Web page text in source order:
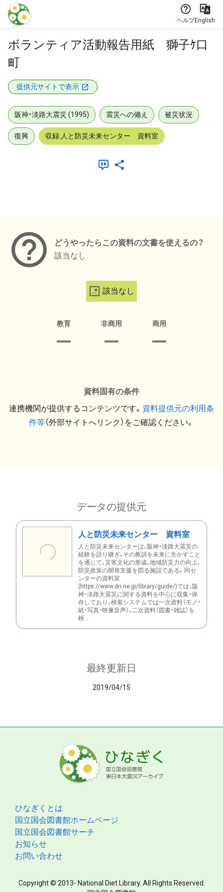
本文に飛ぶ
ヘルプEnglish
ボランティア活動報告用紙 獅子ｹ口
町
提供元サイトで表示
阪神・淡路大震災 (1995) 震災への備え 被災状況
復興 収録:人と防災未来センター 資料室
どうやったらこの資料の文書を使えるの？
該当なし
該当なし
教育 非商用 商用
資料固有の条件
連携機関が提供するコンテンツです。 資料提供元の利用条
件等（外部サイトへリンク）をご確認ください。
データの提供元
人と防災未来センター 資料室
人と防災未来センターは、阪神・淡路大震災の
経験を語り継ぎ、その教訓を未来に生かすこと
を通じて、災害文化の形成、地域防災力の向上、
防災政策の開発支援を図る施設である。同セ
ンターの資料室
(https://www.dri.ne.jp/library/guide/)では、阪
神・淡路大震災に関する資料を中心に収集・保
存しており、検索システムでは一次資料（モノ・
紙・写真・映像音声）、二次資料（図書・雑誌）を
検...
最終更新日
2019/04/15
ひなぎくとは
国立国会図書館ホームページ
国立国会図書館サーチ
お知らせ
お問い合わせ
Copyright © 2013- National Diet Library. All Rights Reserved.